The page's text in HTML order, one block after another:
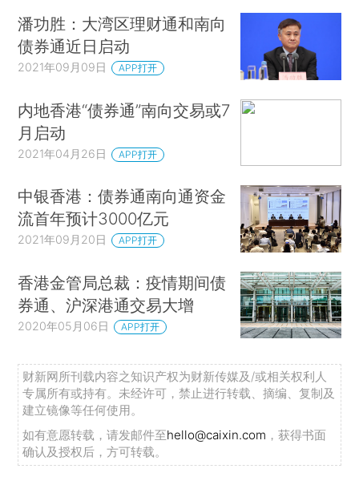
潘功胜：大湾区理财通和南向
债券通近日启动
2021年09月09日 APP打开
内地香港“债券通”南向交易或7
月启动
2021年04月26日 APP打开
中银香港：债券通南向通资金
流首年预计3000亿元
2021年09月20日 APP打开
香港金管局总裁：疫情期间债
券通、沪深港通交易大增
2020年05月06日 APP打开
财新网所刊载内容之知识产权为财新传媒及/或相关权利人
专属所有或持有。未经许可，禁止进行转载、摘编、复制及
建立镜像等任何使用。
如有意愿转载，请发邮件至hello@caixin.com ，获得书面
确认及授权后，方可转载。